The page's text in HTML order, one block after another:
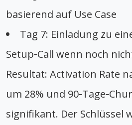
basierend auf Use Case
Tag 7: Einladung zu
Setup‑Call wenn noch
Resultat: Activation Rate
um 28% und
signifikant. Der Schlüssel